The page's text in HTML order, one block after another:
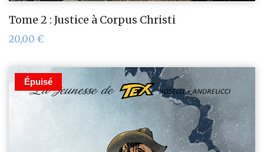
Tome 2 : Justice à Corpus Christi
20,00 €
Épuisé